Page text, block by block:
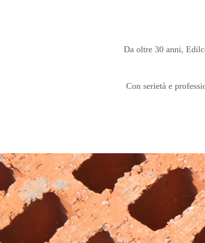
Da oltre 30 anni,
Con serietà e